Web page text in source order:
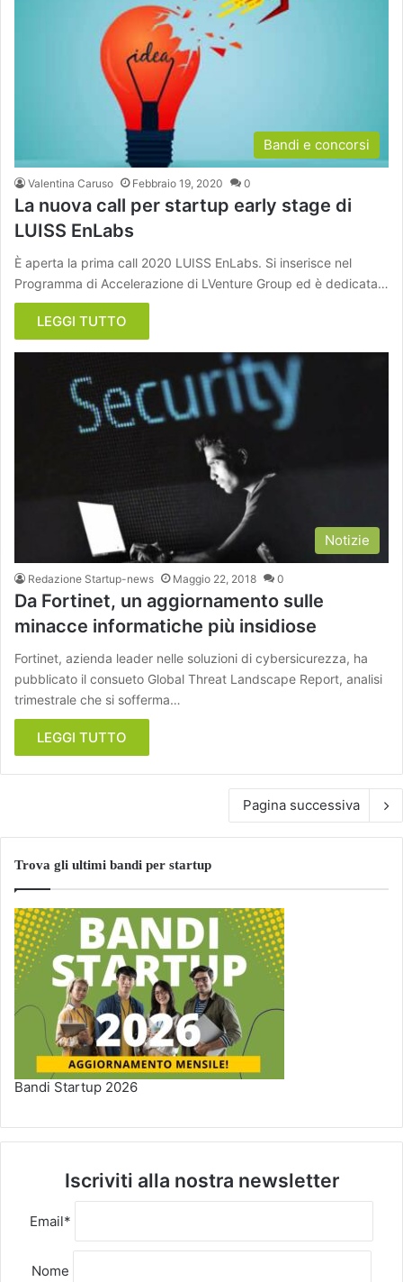
Bandi e concorsi
Valentina Caruso Febbraio 19, 2020 0
La nuova call per startup early stage di
LUISS EnLabs
È aperta la prima call 2020 LUISS EnLabs. Si inserisce nel
Programma di Accelerazione di LVenture Group ed è dedicata…
LEGGI TUTTO
Notizie
Redazione Startup-news Maggio 22, 2018 0
Da Fortinet, un aggiornamento sulle
minacce informatiche più insidiose
Fortinet, azienda leader nelle soluzioni di cybersicurezza, ha
pubblicato il consueto Global Threat Landscape Report, analisi
trimestrale che si sofferma…
LEGGI TUTTO
Pagina successiva
Trova gli ultimi bandi per startup
Bandi Startup 2026
Iscriviti alla nostra newsletter
Email*
Nome